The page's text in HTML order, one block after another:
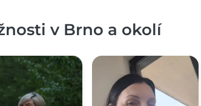
v Brno a okolí